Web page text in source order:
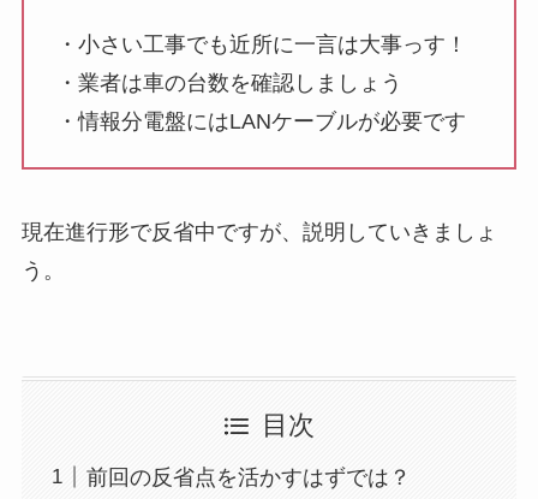
・小さい工事でも近所に一言は大事っす！
・業者は車の台数を確認しましょう
・情報分電盤にはLANケーブルが必要です
現在進行形で反省中ですが、説明していきましょ
う。
目次
前回の反省点を活かすはずでは？